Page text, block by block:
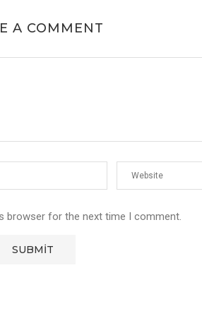
A COMMENT
browser for the next time I comment.